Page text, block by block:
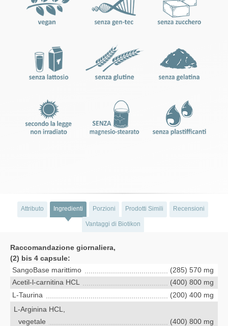
Attributo Ingredienti Porzioni Prodotti Simili Recensioni
Vantaggi di Biotikon
Raccomandazione giornaliera,
(2) bis 4 capsule:
SangoBase marittimo
(285) 570 mg
Acetil-l-carnitina HCL
(400) 800 mg
L-Taurina
(200) 400 mg
L-Arginina HCL,
vegetale
(400) 800 mg